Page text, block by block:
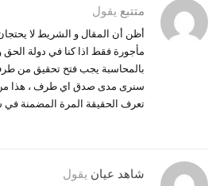
متتبع يقول
أظن أن المقال و الشريط لا يحتجان
مأجورة فقط اذا كنا في دولة الحق
بالمحاسبة يجب فتح تحقيق من
سنرى مدى صدق اي طرف ، هذا من
تعرف الحقيقة المرة المضمنة
شاهد عيان يقول